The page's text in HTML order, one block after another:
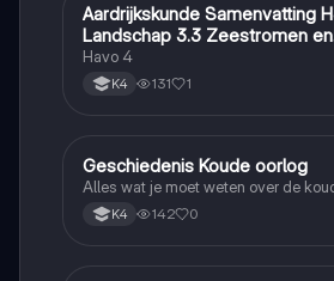
Aardrijkskunde
Aardrijkskunde Samenvatting
Landschap 3.3 Zeestromen en
Klimaatgebieden • BuiteNLand
Havo 4
K4 131 1
Geschiedenis
Geschiedenis Koude oorlog
Alles wat je moet weten over de
K4 142 0